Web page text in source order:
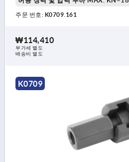
주문 번호: K0709.161
₩114,410
부가세 별도
배송비 별도
K0709